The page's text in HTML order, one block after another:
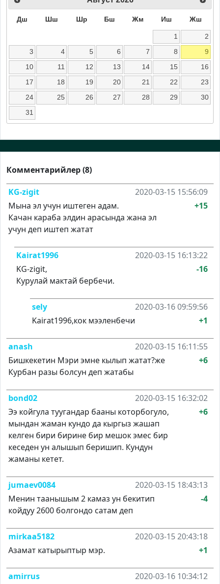
Дш Шш Шр Бш Жм Иш Жш
1
2
3
4 5 6 7 8
9
10
11 12 13 14 15
16
17
18 19 20 21 22
23
24
25 26 27 28 29
30
31
Комментарийлер (8)
KG-zigit
2020-03-15 15:56:09
Мына эл учун иштеген адам.
Качан караба элдин арасында жана эл
учун деп иштеп жатат
+15
Kairat1996
2020-03-15 16:13:22
KG-zigit,
Курулай мактай бербечи.
-16
sely
2020-03-16 09:59:56
Kairat1996,кок мээленбечи
+1
anash
2020-03-15 16:11:55
Бишкекетин Мэри эмне кылып жатат?же
Курбан разы болсун деп жатабы
+6
bond02
2020-03-15 16:32:02
Ээ койгула туугандар бааны которбогуло,
мындан жаман кундо да кыргыз жашап
келген бири бирине бир мешок эмес бир
кеседен ун алышып беришип. Кундун
жаманы кетет.
+6
jumaev0084
2020-03-15 18:43:13
Менин таанышым 2 камаз ун бекитип
койдуу 2600 болгондо сатам деп
-4
mirkaa5182
2020-03-15 20:43:18
Азамат катырыптыр мэр.
+1
amirrus
2020-03-16 10:34:12